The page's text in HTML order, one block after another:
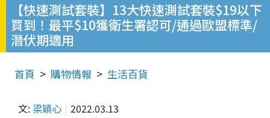
【快速測試套裝】13大快速測試套裝$19以下
買到！最平$10獲衛生署認可/通過歐盟標準/
潛伏期適用
首頁 購物情報 生活百貨
文: 梁穎心 2022.03.13